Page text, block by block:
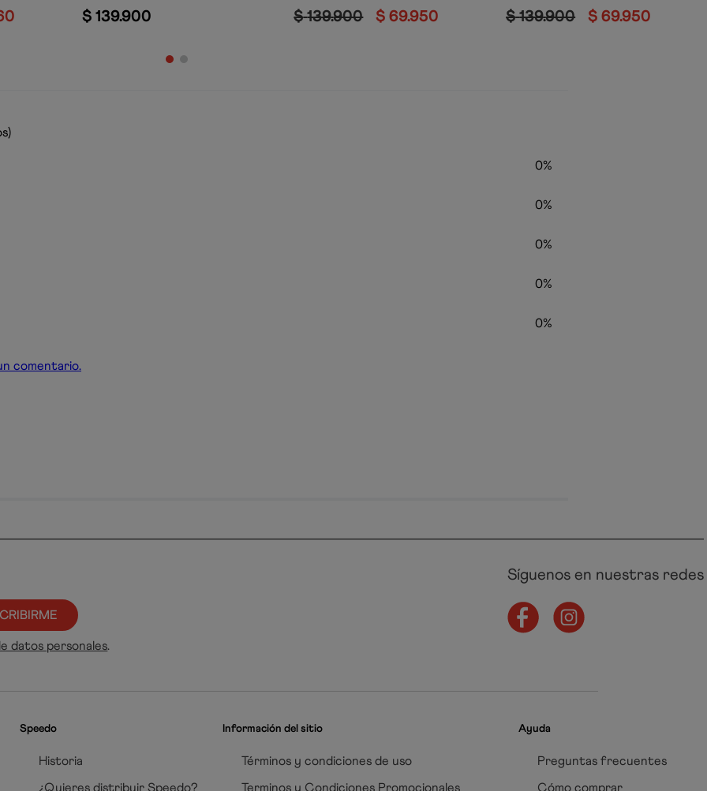
$ 139.900 $ 139.900 $ 69.950 $ 139.900 $ 69.950
0%
0%
0%
0%
0%
comentario.
datos personales.
Síguenos en nuestras redes
Speedo
Historia
¿Quieres distribuir Speedo?
Información del sitio
Términos y condiciones de uso
Terminos y Condiciones Promocionales
Ayuda
Preguntas frecuentes
Cómo comprar